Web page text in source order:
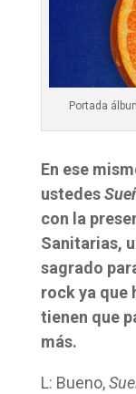
Portada
En ese
ustedes
con la
Sanitarias,
sagrado
rock ya que
tienen que
más.
L: Bueno,